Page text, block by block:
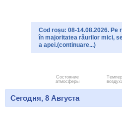
Cod roșu: 08-14.08.2026.
în majoritatea râurilor mici,
a apei.(continuare...)
Состояние
атмосферы
Сегодня, 8 Августа